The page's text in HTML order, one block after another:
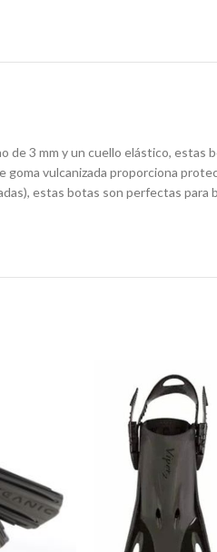
de 3 mm y un cuello elástico, estas
goma vulcanizada proporciona
estas botas son perfectas